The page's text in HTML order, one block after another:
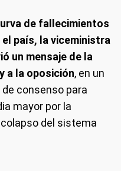
de fallecimientos
país, la viceministra
un mensaje de la
a la oposición, en un
consenso para
mayor por la
del sistema